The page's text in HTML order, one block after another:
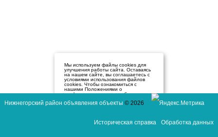
Мы используем файлы cookies для
улучшения работы сайта. Оставаясь
на нашем сайте, вы соглашаетесь с
условиями использования файлов
cookies. Чтобы ознакомиться с
нашими Положениями о
конфиденциальности и об
нажмите здесь.
Нижнегорский район объявления объекты © 2026
Историческая справка Обработка данных